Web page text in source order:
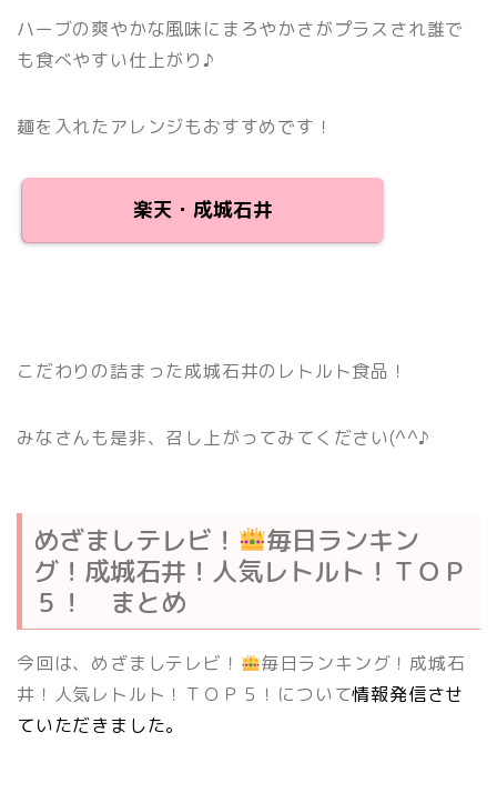
ハーブの爽やかな風味にまろやかさがプラスされ誰で
も食べやすい仕上がり♪
麺を入れたアレンジもおすすめです！
楽天・成城石井
こだわりの詰まった成城石井のレトルト食品！
みなさんも是非、召し上がってみてください(^^♪
めざましテレビ！
毎日ランキン
グ！成城石井！人気レトルト！ＴＯＰ
５！ まとめ
今回は、めざましテレビ！
毎日ランキング！成城石
井！人気レトルト！ＴＯＰ５！について情報発信させ
ていただきました。